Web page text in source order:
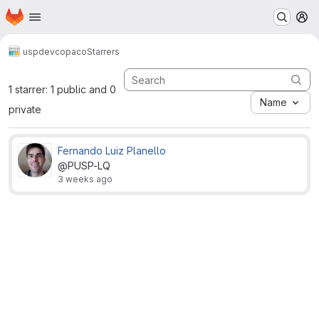
Skip to main content
Homepage
uspdevcopacoStarrers
1 starrer: 1 public and 0
private
Name
Fernando Luiz Planello
@PUSP-LQ
3 weeks ago